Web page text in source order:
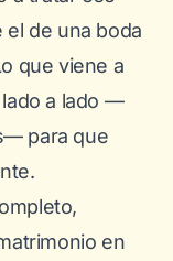
de una boda
que viene a
a lado —
para que
en